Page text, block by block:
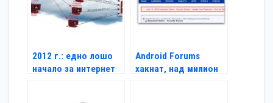
2012 г.: едно лошо
начало за интернет
Android Forums
хакнат, над милион